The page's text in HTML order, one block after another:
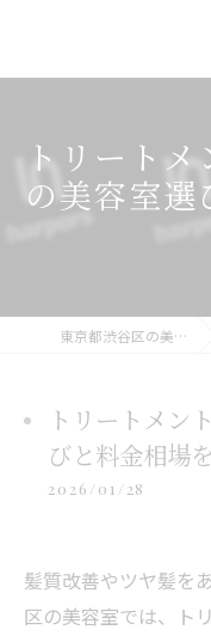
トリート
の美容室選
東京都渋谷区の美容室ならharpers 渋谷
トリートメン
びと料金相場
2026/01/28
髪質改善やツヤ髪を
区の美容室では、ト